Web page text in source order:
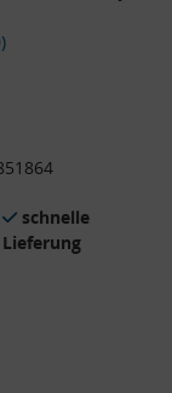
schnelle
Lieferung